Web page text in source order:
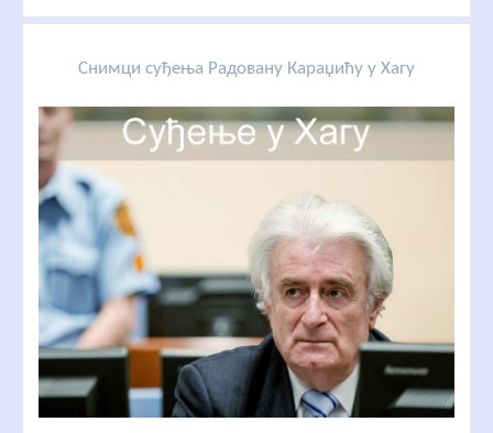
Снимци суђења Радовану Караџићу у Хагу